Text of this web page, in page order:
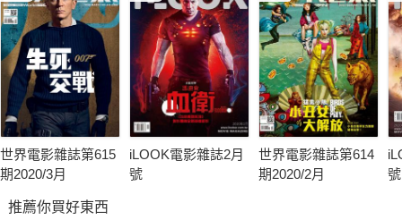
這群默默堅持著真愛永恆的好萊塢明星們正名。
世界電影雜誌第615
期2020/3月
iLOOK電影雜誌2月
號
世界電影雜誌第614
期2020/2月
號
推薦你買好東西